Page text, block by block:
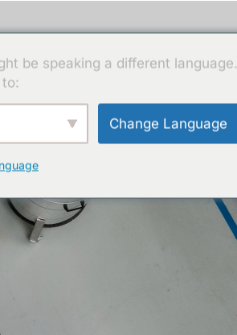
be speaking a different language.
Change Language